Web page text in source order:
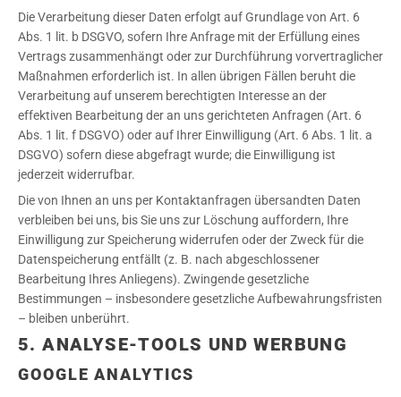
Die Verarbeitung dieser Daten erfolgt auf Grundlage von Art. 6
Abs. 1 lit. b DSGVO, sofern Ihre Anfrage mit der Erfüllung eines
Vertrags zusammenhängt oder zur Durchführung vorvertraglicher
Maßnahmen erforderlich ist. In allen übrigen Fällen beruht die
Verarbeitung auf unserem berechtigten Interesse an der
effektiven Bearbeitung der an uns gerichteten Anfragen (Art. 6
Abs. 1 lit. f DSGVO) oder auf Ihrer Einwilligung (Art. 6 Abs. 1 lit. a
DSGVO) sofern diese abgefragt wurde; die Einwilligung ist
jederzeit widerrufbar.
Die von Ihnen an uns per Kontaktanfragen übersandten Daten
verbleiben bei uns, bis Sie uns zur Löschung auffordern, Ihre
Einwilligung zur Speicherung widerrufen oder der Zweck für die
Datenspeicherung entfällt (z. B. nach abgeschlossener
Bearbeitung Ihres Anliegens). Zwingende gesetzliche
Bestimmungen – insbesondere gesetzliche Aufbewahrungsfristen
– bleiben unberührt.
5. ANALYSE-TOOLS UND WERBUNG
GOOGLE ANALYTICS